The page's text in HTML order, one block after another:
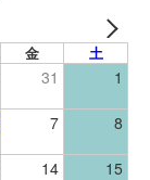
金 土
31 1
7 8
14 15